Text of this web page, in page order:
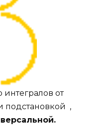
от
подстановкой ,